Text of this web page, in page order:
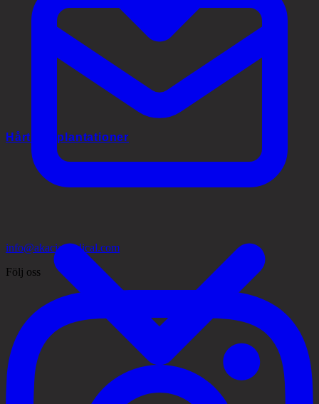
Hårtransplantationer
info@akaciamedical.com
Följ oss